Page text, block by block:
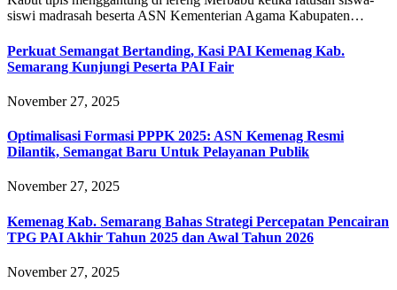
siswi madrasah beserta ASN Kementerian Agama Kabupaten…
Perkuat Semangat Bertanding, Kasi PAI Kemenag Kab.
Semarang Kunjungi Peserta PAI Fair
November 27, 2025
Optimalisasi Formasi PPPK 2025: ASN Kemenag Resmi
Dilantik, Semangat Baru Untuk Pelayanan Publik
November 27, 2025
Kemenag Kab. Semarang Bahas Strategi Percepatan Pencairan
TPG PAI Akhir Tahun 2025 dan Awal Tahun 2026
November 27, 2025